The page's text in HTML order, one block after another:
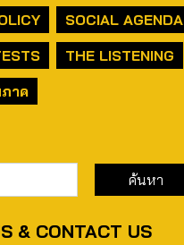
SOCIAL AGENDA
THE LISTENING
าค
& CONTACT US